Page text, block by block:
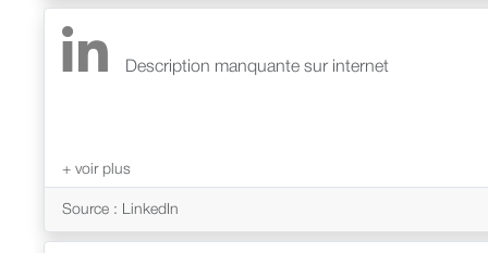
Description manquante sur internet
Source : LinkedIn